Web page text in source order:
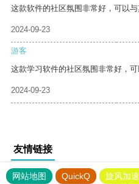
这款软件的社区氛围非常好，可以与
2024-09-23
游客
这款学习软件的社区氛围非常好，
2024-09-23
友情链接
网站地图 QuickQ 旋风加